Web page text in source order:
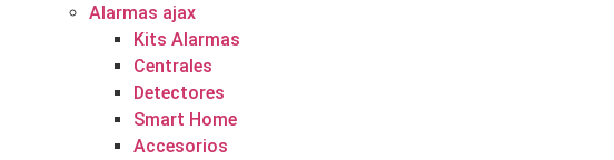
Alarmas ajax
Kits Alarmas
Centrales
Detectores
Smart Home
Accesorios